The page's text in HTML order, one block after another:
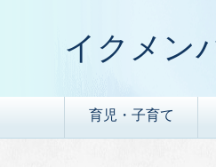
イクメン
育児・子育て